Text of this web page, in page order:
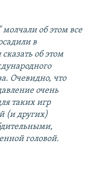
об этом все
в
об этом
Очевидно, что
очень
таких игр
(и других)
головой.